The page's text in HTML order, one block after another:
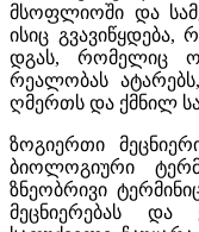
მსოფლიოში და
ისიც გვავიწყდება,
დგას, რომელიც
რეალობას
ღმერთს და ქმნილ
ზოგიერთი
ბიოლოგიური
ზნეობრივი
მეცნიერებას და